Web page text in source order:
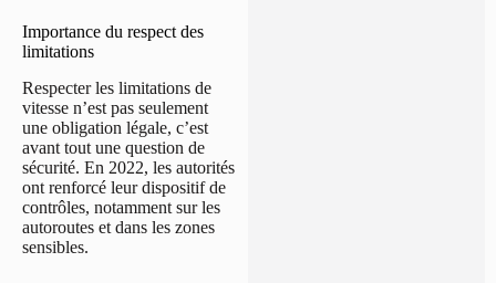
Importance du respect des
limitations
Respecter les limitations de
vitesse n’est pas seulement
une obligation légale, c’est
avant tout une question de
sécurité. En 2022, les autorités
ont renforcé leur dispositif de
contrôles, notamment sur les
autoroutes et dans les zones
sensibles.